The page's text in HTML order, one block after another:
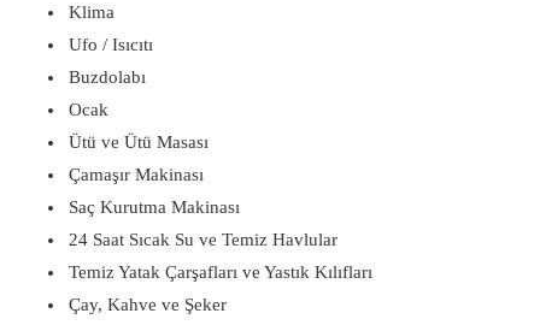
Klima
Ufo / Isıcıtı
Buzdolabı
Ocak
Ütü ve Ütü Masası
Çamaşır Makinası
Saç Kurutma Makinası
24 Saat Sıcak Su ve Temiz Havlular
Temiz Yatak Çarşafları ve Yastık Kılıfları
Çay, Kahve ve Şeker